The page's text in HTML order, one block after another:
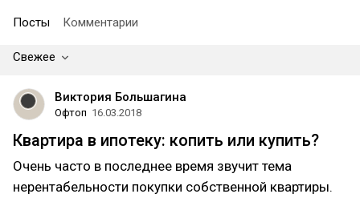
Посты Комментарии
Свежее
Виктория Большагина
Офтоп 16.03.2018
Квартира в ипотеку: копить или купить?
Очень часто в последнее время звучит тема
нерентабельности покупки собственной квартиры.